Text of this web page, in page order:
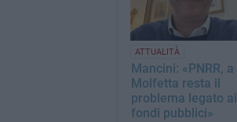
ATTUALITÀ
Mancini: «PNRR, a
Molfetta resta il
problema legato ai
fondi pubblici»